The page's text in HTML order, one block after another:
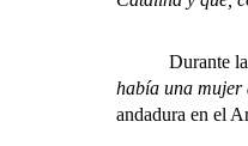
Durante la
había una mujer
andadura en el